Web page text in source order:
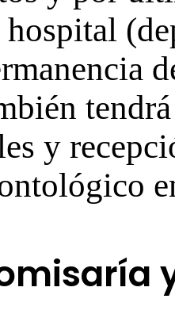
y